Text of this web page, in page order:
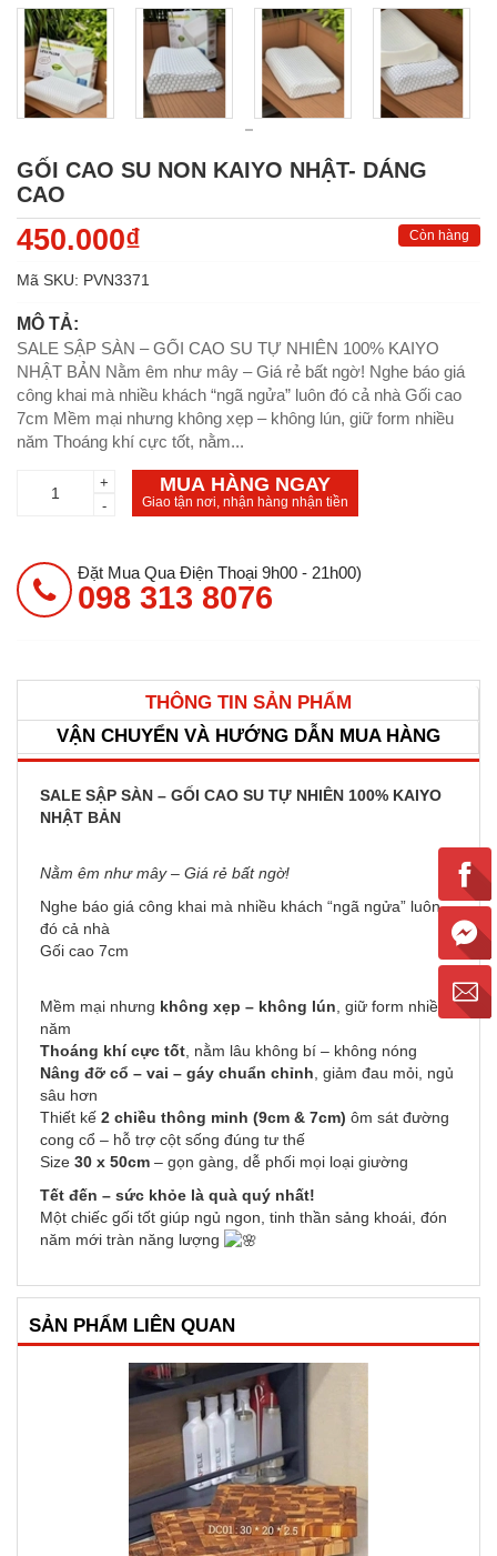
GỐI CAO SU NON KAIYO NHẬT- DÁNG
CAO
450.000₫ Còn hàng
Mã SKU: PVN3371
MÔ TẢ:
SALE SẬP SÀN – GỐI CAO SU TỰ NHIÊN 100% KAIYO
NHẬT BẢN Nằm êm như mây – Giá rẻ bất ngờ! Nghe báo giá
công khai mà nhiều khách “ngã ngửa” luôn đó cả nhà Gối cao
7cm Mềm mại nhưng không xẹp – không lún, giữ form nhiều
năm Thoáng khí cực tốt, nằm...
+
-
MUA HÀNG NGAY
Giao tận nơi, nhận hàng nhận tiền
Đặt Mua Qua Điện Thoại 9h00 - 21h00)
098 313 8076
THÔNG TIN SẢN PHẨM
VẬN CHUYỂN VÀ HƯỚNG DẪN MUA HÀNG
SALE SẬP SÀN – GỐI CAO SU TỰ NHIÊN 100% KAIYO
NHẬT BẢN
Nằm êm như mây – Giá rẻ bất ngờ!
Nghe báo giá công khai mà nhiều khách “ngã ngửa” luôn
đó cả nhà
Gối cao 7cm
Mềm mại nhưng không xẹp – không lún , giữ form nhiều
năm
Thoáng khí cực tốt , nằm lâu không bí – không nóng
Nâng đỡ cổ – vai – gáy chuẩn chỉnh , giảm đau mỏi, ngủ
sâu hơn
Thiết kế 2 chiều thông minh (9cm & 7cm) ôm sát đường
cong cổ – hỗ trợ cột sống đúng tư thế
Size 30 x 50cm – gọn gàng, dễ phối mọi loại giường
Tết đến – sức khỏe là quà quý nhất!
Một chiếc gối tốt giúp ngủ ngon, tinh thần sảng khoái, đón
năm mới tràn năng lượng
SẢN PHẨM LIÊN QUAN